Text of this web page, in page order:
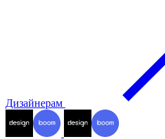
Дизайнерам